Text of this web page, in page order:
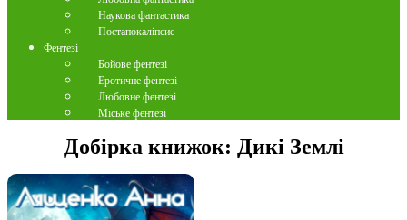
Наукова фантастика
Постапокаліпсис
Фентезі
Бойове фентезі
Еротичне фентезі
Любовне фентезі
Міське фентезі
Добірка книжок: Дикі Землі